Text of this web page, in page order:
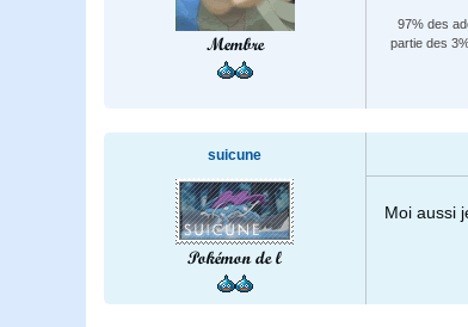
Membre
97% des
partie des
suicune
Pokémon de l
Moi aussi